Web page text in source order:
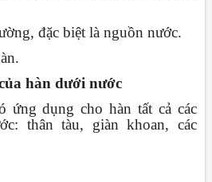
đặc biệt là nguồn nước.
hàn dưới nước
ứng dụng cho hàn tất cả các
thân tàu, giàn khoan, các